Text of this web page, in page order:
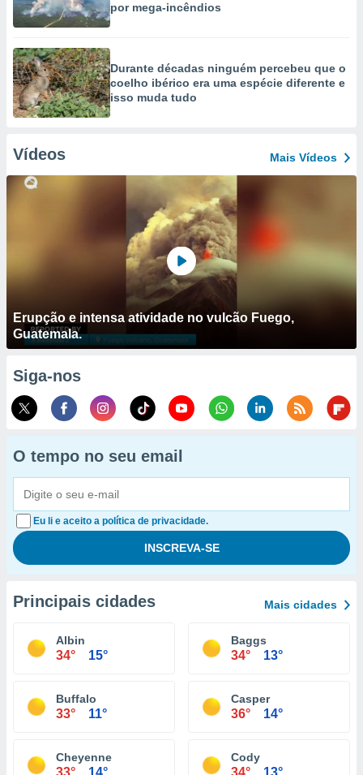
por mega-incêndios
Durante décadas ninguém percebeu que o
coelho ibérico era uma espécie diferente e
isso muda tudo
Vídeos Mais Vídeos
Erupção e intensa atividade no vulcão Fuego,
Guatemala.
Siga-nos
O tempo no seu email
Eu li e aceito a política de privacidade.
Principais cidades Mais cidades
Albin
34° 15°
Baggs
34° 13°
Buffalo
33° 11°
Casper
36° 14°
Cheyenne
33° 14°
Cody
34° 13°